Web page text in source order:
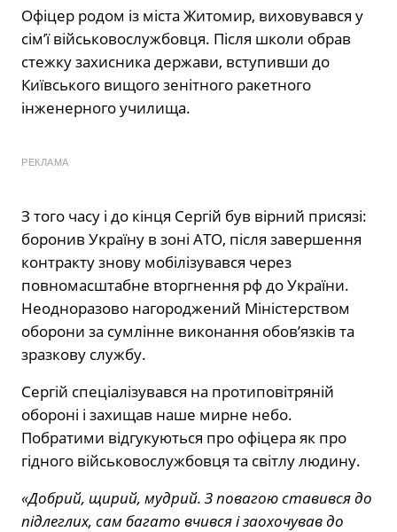
Офіцер родом із міста Житомир, виховувався у
сім’ї військовослужбовця. Після школи обрав
стежку захисника держави, вступивши до
Київського вищого зенітного ракетного
інженерного училища.
РЕКЛАМА
З того часу і до кінця Сергій був вірний присязі:
боронив Україну в зоні АТО, після завершення
контракту знову мобілізувався через
повномасштабне вторгнення рф до України.
Неодноразово нагороджений Міністерством
оборони за сумлінне виконання обов’язків та
зразкову службу.
Сергій спеціалізувався на протиповітряній
обороні і захищав наше мирне небо.
Побратими відгукуються про офіцера як про
гідного військовослужбовця та світлу людину.
«Добрий, щирий, мудрий. З повагою ставився до
підлеглих, сам багато вчився і заохочував до